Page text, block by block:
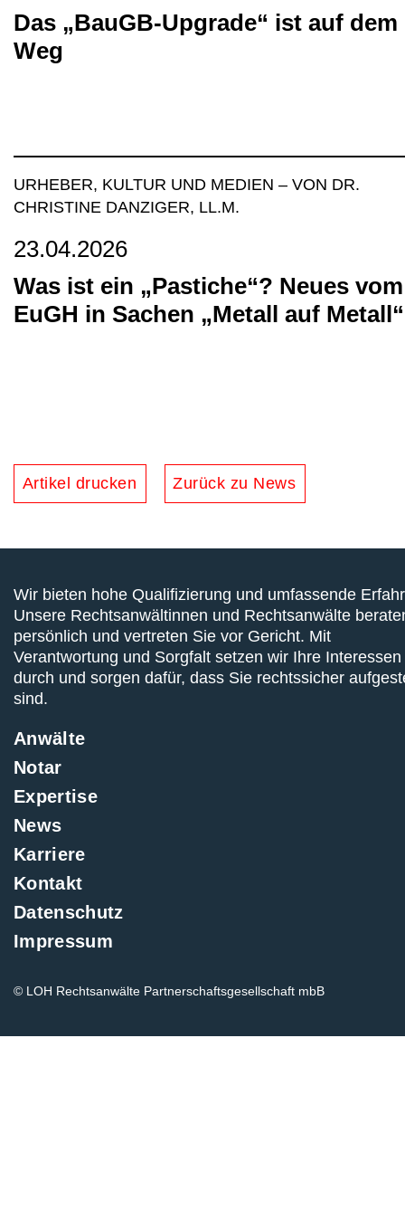
Das „BauGB-Upgrade“ ist auf dem
Weg
URHEBER, KULTUR UND MEDIEN – VON DR.
CHRISTINE DANZIGER, LL.M.
23.04.2026
Was ist ein „Pastiche“? Neues vom
EuGH in Sachen „Metall auf Metall“
Artikel drucken Zurück zu News
Wir bieten hohe Qualifizierung und umfassende
Unsere Rechtsanwältinnen und Rechtsanwälte
persönlich und vertreten Sie vor Gericht. Mit
Verantwortung und Sorgfalt setzen wir Ihre Interessen
durch und sorgen dafür, dass Sie rechtssicher
sind.
Anwälte
Notar
Expertise
News
Karriere
Kontakt
Datenschutz
Impressum
© LOH Rechtsanwälte Partnerschaftsgesellschaft mbB